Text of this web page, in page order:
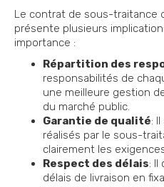
Le contrat de sous-traitance
présente plusieurs
importance :
Répartition des
responsabilités de
une meilleure gestion
du marché public.
Garantie de qualité:
réalisés par le sous-
clairement les
Respect des délais: Il
délais de livraison en